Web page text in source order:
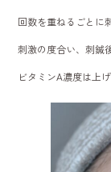
回数を重ねるごとに
刺激の度合い、刺鍼
ビタミンA濃度は上